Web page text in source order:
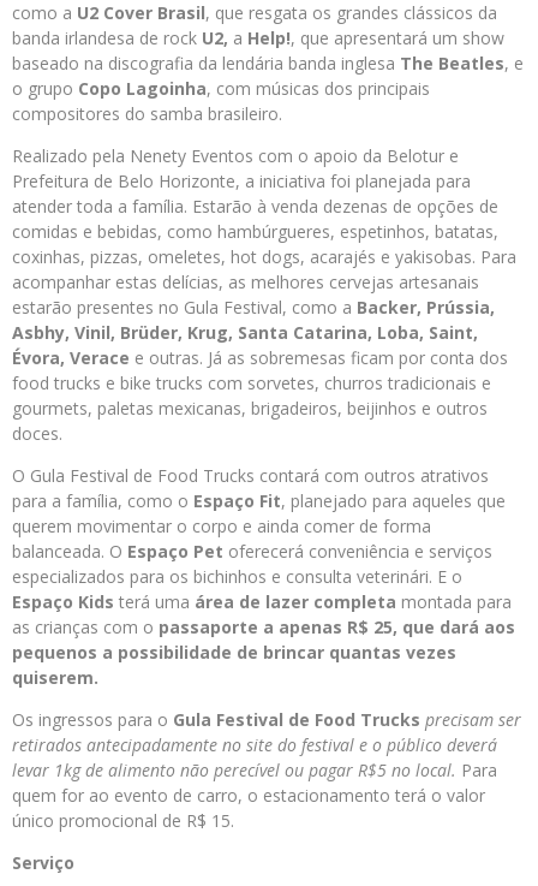
como a U2 Cover Brasil, que resgata os grandes clássicos da
banda irlandesa de rock U2, a Help!, que apresentará um show
baseado na discografia da lendária banda inglesa The Beatles, e
o grupo Copo Lagoinha, com músicas dos principais
compositores do samba brasileiro.
Realizado pela Nenety Eventos com o apoio da Belotur e
Prefeitura de Belo Horizonte, a iniciativa foi planejada para
atender toda a família. Estarão à venda dezenas de opções de
comidas e bebidas, como hambúrgueres, espetinhos, batatas,
coxinhas, pizzas, omeletes, hot dogs, acarajés e yakisobas. Para
acompanhar estas delícias, as melhores cervejas artesanais
estarão presentes no Gula Festival, como a Backer, Prússia,
Asbhy, Vinil, Brüder, Krug, Santa Catarina, Loba, Saint,
Évora, Verace e outras. Já as sobremesas ficam por conta dos
food trucks e bike trucks com sorvetes, churros tradicionais e
gourmets, paletas mexicanas, brigadeiros, beijinhos e outros
doces.
O Gula Festival de Food Trucks contará com outros atrativos
para a família, como o Espaço Fit, planejado para aqueles que
querem movimentar o corpo e ainda comer de forma
balanceada. O Espaço Pet oferecerá conveniência e serviços
especializados para os bichinhos e consulta veterinári. E o
Espaço Kids terá uma área de lazer completa montada para
as crianças com o passaporte a apenas R$ 25, que dará aos
pequenos a possibilidade de brincar quantas vezes
quiserem.
Os ingressos para o Gula Festival de Food Trucks precisam ser
retirados antecipadamente no site do festival e o público deverá
levar 1kg de alimento não perecível ou pagar R$5 no local. Para
quem for ao evento de carro, o estacionamento terá o valor
único promocional de R$ 15.
Serviço